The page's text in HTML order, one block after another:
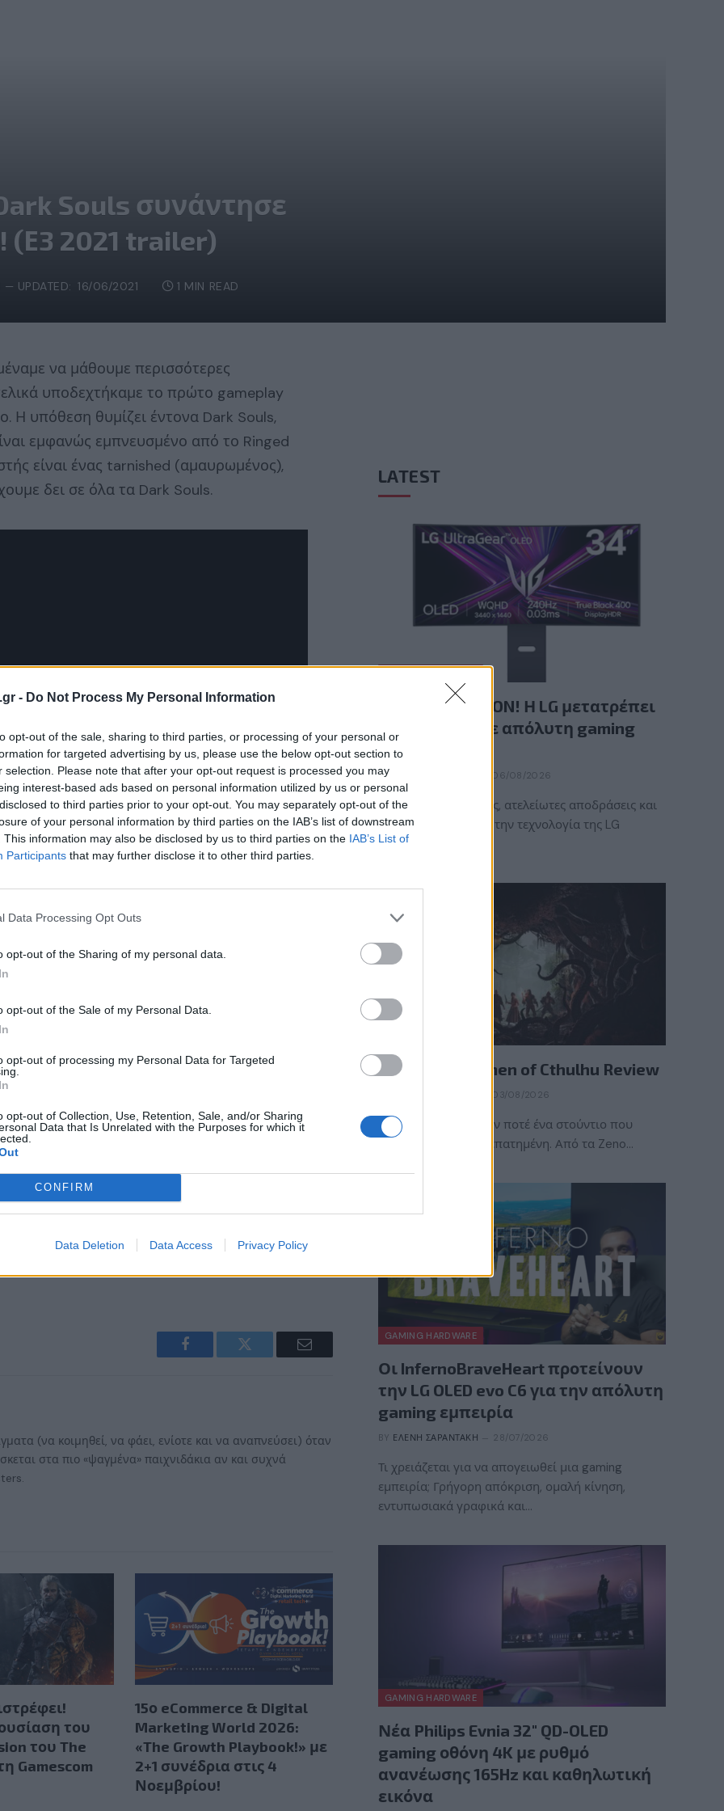
- Do Not Process My Personal Information
opt-out of the sale, sharing to third parties, or processing of your personal or
for targeted advertising by us, please use the below opt-out section to
selection. Please note that after your opt-out request is processed you may
interest-based ads based on personal information utilized by us or personal
to third parties prior to your opt-out. You may separately opt-out of the
of your personal information by third parties on the IAB’s list of downstream
This information may also be disclosed by us to third parties on the IAB’s List of
Participants that may further disclose it to other third parties.
Data Processing Opt Outs
opt-out of the Sharing of my personal data.
opt-out of the Sale of my Personal Data.
opt-out of processing my Personal Data for Targeted
opt-out of Collection, Use, Retention, Sale, and/or Sharing
Data that Is Unrelated with the Purposes for which it
CONFIRM
Data Deletion Data Access Privacy Policy
Souls συνάντησε
(Ε3 2021 trailer)
UPDATED: 16/06/2021 1 MIN READ
να μάθουμε περισσότερες
υποδεχτήκαμε το πρώτο gameplay
Η υπόθεση θυμίζει έντονα Dark Souls,
εμφανώς εμπνευσμένο από το Ringed
είναι ένας tarnished (αμαυρωμένος),
δει σε όλα τα Dark Souls.
όλα τα κομμάτια του Elden Ring, ενός
της βασίλισσας που έχουν κλέψει τα
απλά περιμένετε να δείτε το
μας περιμένει κάτι δυνατό, αφού στη
δηλαδή ο συγγραφέας του Game of
αυτό Dark Souls, με τους εχθρούς να είναι
πρωτότυποι.
Facebook Twitter Email
(να κοιμηθεί, να φάει, ενίοτε και να αναπνεύσει) όταν
στα πιο «ψαγμένα» παιχνιδάκια αν και συχνά
του
του The
Gamescom
15ο eCommerce & Digital
Marketing World 2026:
«The Growth Playbook!» με
2+1 συνέδρια στις 4
Νοεμβρίου!
LATEST
Summer Mode ON! Η LG μετατρέπει
κάθε στιγμή σε απόλυτη gaming
εμπειρία!
BY 06/08/2026
Καλοκαιρινές στιγμές, ατελείωτες αποδράσεις και
gaming εμπειρίες με την τεχνολογία της LG
UltraGear OLED. Η…
The Mound: Omen of Cthulhu Review
03/08/2026
Η ACE Team δεν ήταν ποτέ ένα στούντιο που
ακολουθούσε την πεπατημένη. Από τα Zeno…
GAMING HARDWARE
Οι InfernoBraveHeart προτείνουν
την LG OLED evo C6 για την απόλυτη
gaming εμπειρία
BY ΕΛΈΝΗ ΣΑΡΑΝΤΆΚΗ 28/07/2026
Τι χρειάζεται για να απογειωθεί μια gaming
εμπειρία; Γρήγορη απόκριση, ομαλή κίνηση,
εντυπωσιακά γραφικά και…
GAMING HARDWARE
Νέα Philips Evnia 32″ QD-OLED
gaming οθόνη 4K με ρυθμό
ανανέωσης 165Hz και καθηλωτική
εικόνα